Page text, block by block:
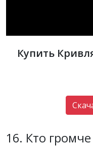
Купить
16. Кто громче